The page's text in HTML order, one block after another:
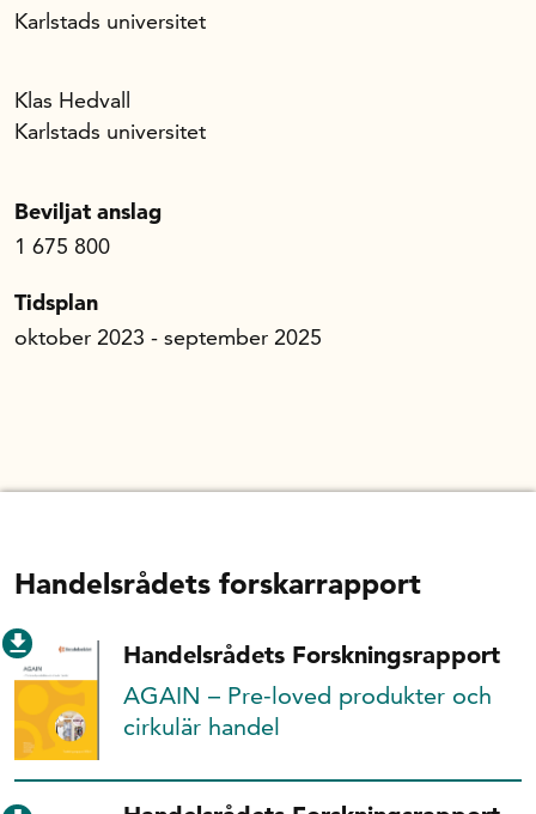
Karlstads universitet
Klas Hedvall
Karlstads universitet
Beviljat anslag
1 675 800
Tidsplan
oktober 2023 - september 2025
Handelsrådets forskarrapport
Handelsrådets Forskningsrapport
AGAIN – Pre-loved produkter och
cirkulär handel